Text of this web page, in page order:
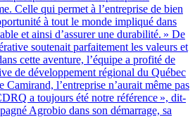
Celle qui permet à l’entreprise de bien
à tout le monde impliqué dans
et ainsi d’assurer une durabilité. » De
soutenait parfaitement les valeurs et
cette aventure, l’équipe a profité de
de développement régional du Québec
Camirand, l’entreprise n’aurait même pas
a toujours été notre référence », dit-
Agrobio dans son démarrage, sa